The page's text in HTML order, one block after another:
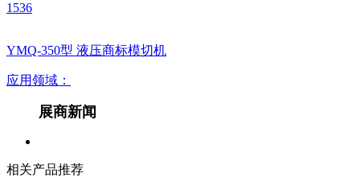
1536
YMQ-350型 液压商标模切机
应用领域：
展商新闻
相关产品推荐